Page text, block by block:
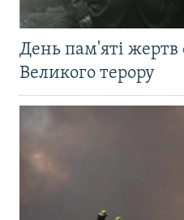
День пам'яті жертв
Великого терору